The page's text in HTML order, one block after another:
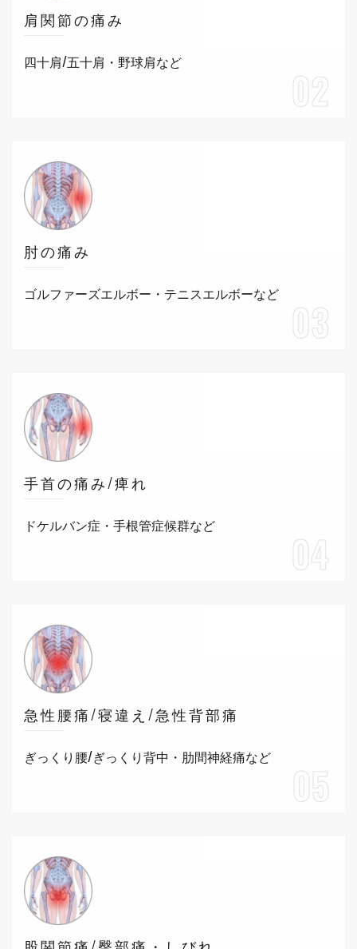
肩関節の痛み
四十肩/五十肩・野球肩など
02
肘の痛み
ゴルファーズエルボー・テニスエルボーなど
03
手首の痛み/痺れ
ドケルバン症・手根管症候群など
04
急性腰痛/寝違え/急性背部痛
ぎっくり腰/ぎっくり背中・肋間神経痛など
05